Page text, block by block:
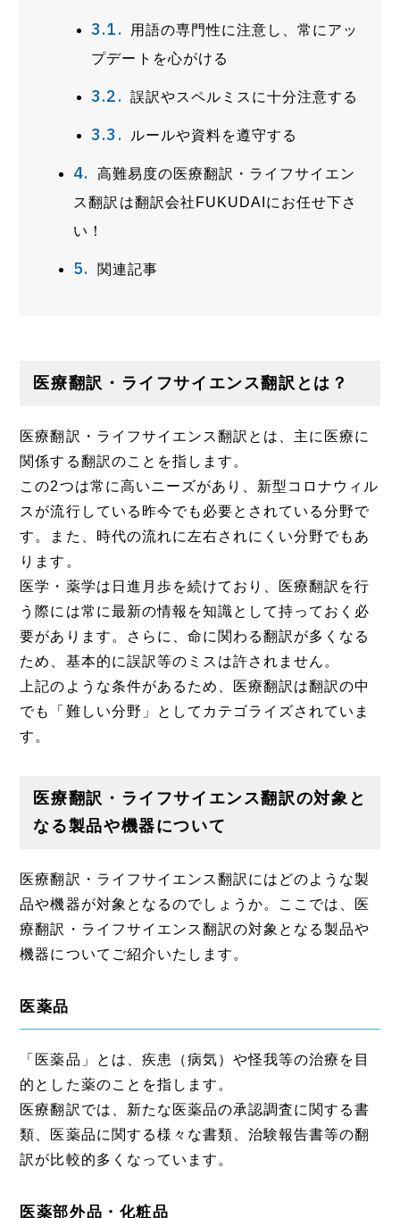
用語の専門性に注意し、常にアッ
プデートを心がける
誤訳やスペルミスに十分注意する
ルールや資料を遵守する
高難易度の医療翻訳・ライフサイエン
ス翻訳は翻訳会社FUKUDAIにお任せ下さ
い！
関連記事
医療翻訳・ライフサイエンス翻訳とは？
医療翻訳・ライフサイエンス翻訳とは、主に医療に
関係する翻訳のことを指します。
この2つは常に高いニーズがあり、新型コロナウィル
スが流行している昨今でも必要とされている分野で
す。また、時代の流れに左右されにくい分野でもあ
ります。
医学・薬学は日進月歩を続けており、医療翻訳を行
う際には常に最新の情報を知識として持っておく必
要があります。さらに、命に関わる翻訳が多くなる
ため、基本的に誤訳等のミスは許されません。
上記のような条件があるため、医療翻訳は翻訳の中
でも「難しい分野」としてカテゴライズされていま
す。
医療翻訳・ライフサイエンス翻訳の対象と
なる製品や機器について
医療翻訳・ライフサイエンス翻訳にはどのような製
品や機器が対象となるのでしょうか。ここでは、医
療翻訳・ライフサイエンス翻訳の対象となる製品や
機器についてご紹介いたします。
医薬品
「医薬品」とは、疾患（病気）や怪我等の治療を目
的とした薬のことを指します。
医療翻訳では、新たな医薬品の承認調査に関する書
類、医薬品に関する様々な書類、治験報告書等の翻
訳が比較的多くなっています。
医薬部外品・化粧品